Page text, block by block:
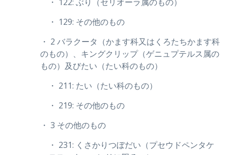
・ 129: その他のもの
・ 2 バラクータ（かます科又はくろたちかます科
のもの）、キングクリップ（ゲニュプテルス属の
もの）及びたい（たい科のもの）
・ 211: たい（たい科のもの）
・ 219: その他のもの
・ 3 その他のもの
・ 231: くさかりつぼだい（プセウドペンタケ